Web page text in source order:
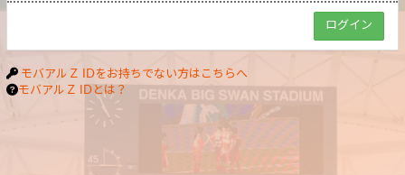
モバアルＺ IDをお持ちでない方はこちらへ
モバアルＺ IDとは？